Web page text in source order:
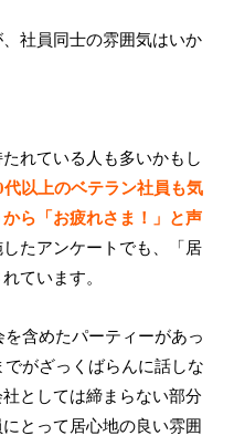
社員同士の雰囲気はいか
れている人も多いかもし
代以上のベテラン社員も気
ら「お疲れさま！」と声
たアンケートでも、「居
ています。
含めたパーティーがあっ
がざっくばらんに話しな
としては締まらない部分
とって居心地の良い雰囲